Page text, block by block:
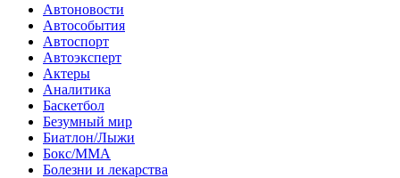
Автоновости
Автособытия
Автоспорт
Автоэксперт
Актеры
Аналитика
Баскетбол
Безумный мир
Биатлон/Лыжи
Бокс/MMA
Болезни и лекарства